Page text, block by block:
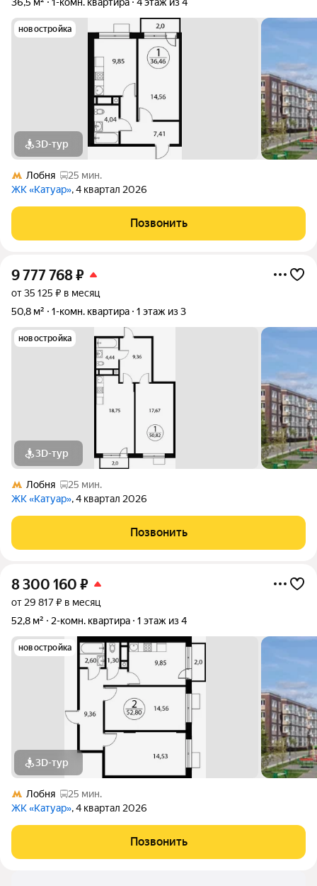
новостройка
3D-тур
Лобня
25 мин.
ЖК «Катуар», 4 квартал 2026
Позвонить
9 777 768₽
от 35 125 ₽ в месяц
50,8 м²
1-комн. квартира 1 этаж из 3
новостройка
3D-тур
Лобня
25 мин.
ЖК «Катуар», 4 квартал 2026
Позвонить
8 300 160 ₽
от 29 817 ₽ в месяц
52,8 м²
2-комн. квартира 1 этаж из 4
новостройка
3D-тур
Лобня
25 мин.
ЖК «Катуар», 4 квартал 2026
Позвонить